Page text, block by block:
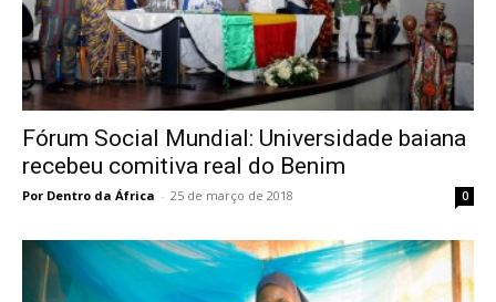
Fórum Social Mundial: Universidade baiana
recebeu comitiva real do Benim
Por Dentro da África - 25 de março de 2018 0